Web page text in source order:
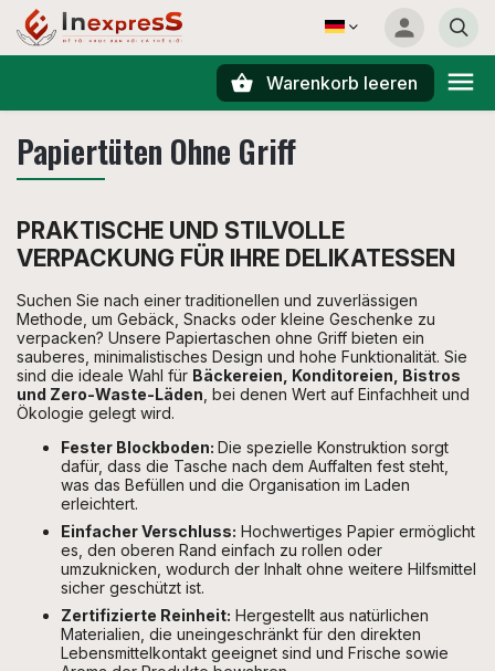
Warenkorb leeren
Papiertüten Ohne Griff
PRAKTISCHE UND STILVOLLE
VERPACKUNG FÜR IHRE DELIKATESSEN
Suchen Sie nach einer traditionellen und zuverlässigen
Methode, um Gebäck, Snacks oder kleine Geschenke zu
verpacken? Unsere Papiertaschen ohne Griff bieten ein
sauberes, minimalistisches Design und hohe Funktionalität. Sie
sind die ideale Wahl für Bäckereien, Konditoreien, Bistros
und Zero-Waste-Läden, bei denen Wert auf Einfachheit und
Ökologie gelegt wird.
Fester Blockboden: Die spezielle Konstruktion sorgt
dafür, dass die Tasche nach dem Auffalten fest steht,
was das Befüllen und die Organisation im Laden
erleichtert.
Einfacher Verschluss: Hochwertiges Papier ermöglicht
es, den oberen Rand einfach zu rollen oder
umzuknicken, wodurch der Inhalt ohne weitere Hilfsmittel
sicher geschützt ist.
Zertifizierte Reinheit: Hergestellt aus natürlichen
Materialien, die uneingeschränkt für den direkten
Lebensmittelkontakt geeignet sind und Frische sowie